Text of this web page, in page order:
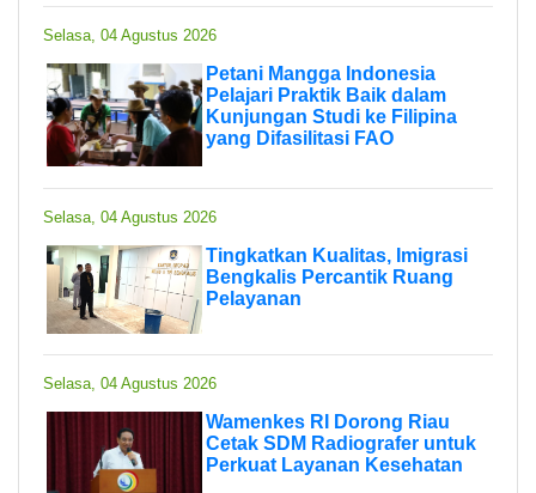
Selasa, 04 Agustus 2026
Petani Mangga Indonesia
Pelajari Praktik Baik dalam
Kunjungan Studi ke Filipina
yang Difasilitasi FAO
Selasa, 04 Agustus 2026
Tingkatkan Kualitas, Imigrasi
Bengkalis Percantik Ruang
Pelayanan
Selasa, 04 Agustus 2026
Wamenkes RI Dorong Riau
Cetak SDM Radiografer untuk
Perkuat Layanan Kesehatan